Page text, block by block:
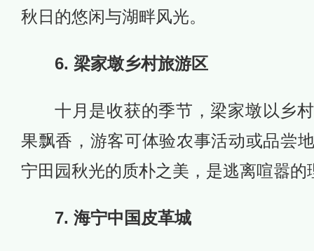
秋日的悠闲与湖畔风光。
6. 梁家墩乡村旅游区
十月是收获的季节，梁家墩以乡
果飘香，游客可体验农事活动或品尝
宁田园秋光的质朴之美，是逃离喧嚣的
7. 海宁中国皮革城